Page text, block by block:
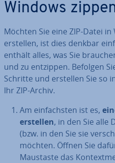
Windows
Möchten Sie eine ZIP-Datei
erstellen, ist dies denkbar
enthält alles, was Sie
und zu entzippen. Befolgen
Schritte und erstellen Sie so
Ihr ZIP-Archiv.
Am ein­fachs­ten ist es,
erstellen, in den Sie alle
(bzw. in den Sie sie
möchten. Öffnen Sie
Maustaste das